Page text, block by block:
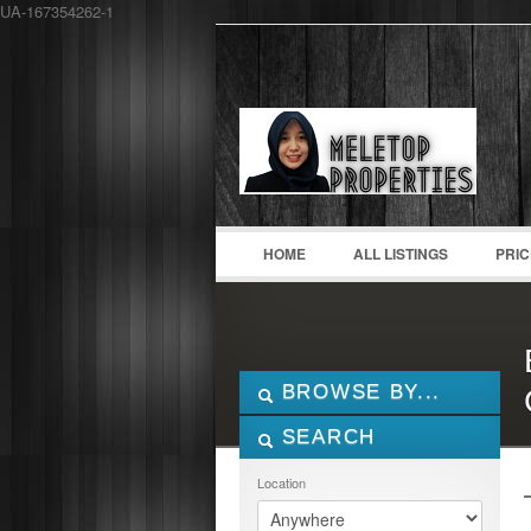
UA-167354262-1
Username :
HOME ALL LISTINGS
BROWSE BY...
ALL LISTINGS
SEARCH
Location